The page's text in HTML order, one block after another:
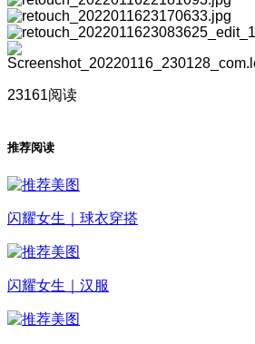
23161阅读
推荐阅读
闪耀女生｜球衣穿搭
闪耀女生｜汉服